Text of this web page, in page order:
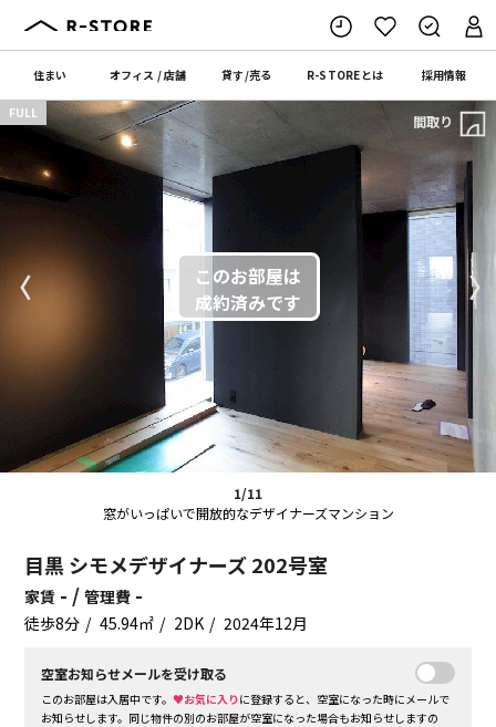
住まい オフィス /店舗 貸す/売る R-STOREとは 採用情報
1/11
窓がいっぱいで開放的なデザイナーズマンション
〈 〉
FULL 間取り
目黒 シモメデザイナーズ 202号室
家賃 - /管理費 -
徒歩8分 45.94㎡ 2DK 2024年12月
空室お知らせメールを受け取る
このお部屋は入居中です。♥お気に入り に登録すると、空室になった時にメールで
お知らせします。同じ物件の別のお部屋が空室になった場合もお知らせしますの